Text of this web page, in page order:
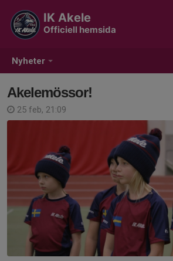
Nyheter
IK Akele
Officiell hemsida
Akelemössor!
25 feb, 21:09